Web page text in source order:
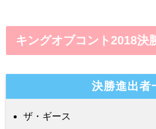
キングオブコント2018決
決勝進出者
ザ・ギース